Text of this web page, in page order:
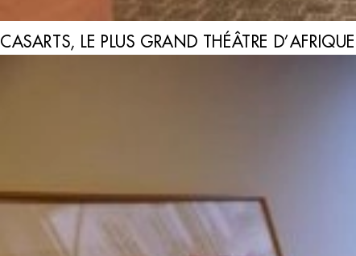
CASARTS, LE PLUS GRAND THÉÂTRE